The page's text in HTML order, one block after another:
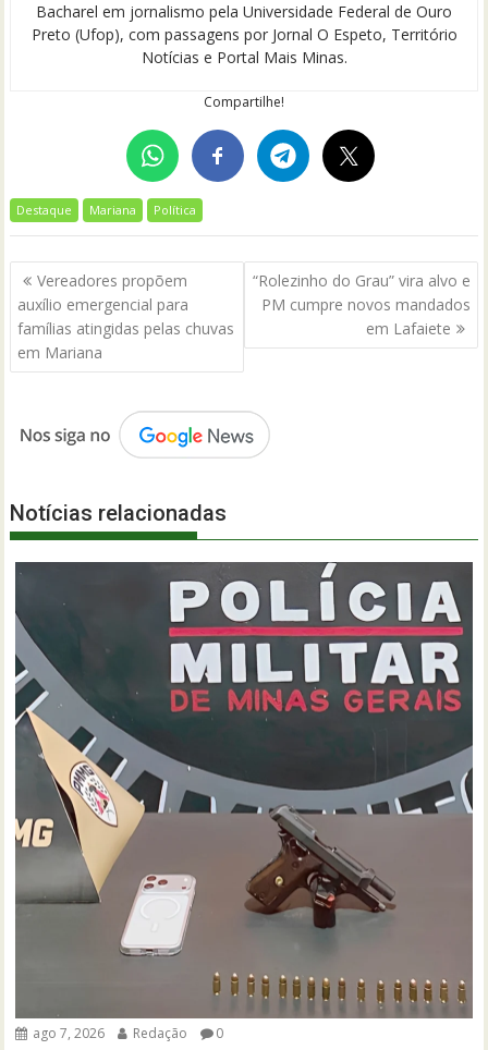
Bacharel em jornalismo pela Universidade Federal de Ouro
Preto (Ufop), com passagens por Jornal O Espeto, Território
Notícias e Portal Mais Minas.
Compartilhe!
Destaque Mariana Política
Navegação
de
Post
Vereadores propõem
auxílio emergencial para
famílias atingidas pelas chuvas
em Mariana
“Rolezinho do Grau” vira alvo e
PM cumpre novos mandados
em Lafaiete
Notícias relacionadas
ago 7, 2026 Redação 0